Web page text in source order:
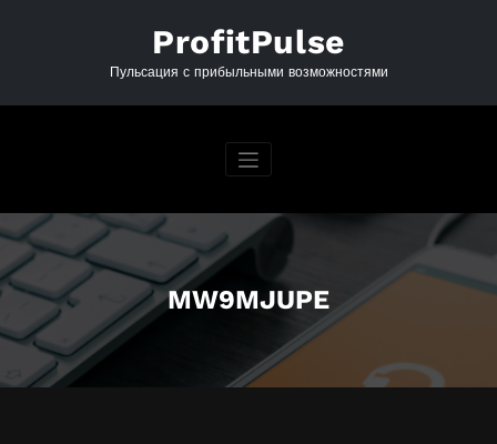
ProfitPulse
Пульсация с прибыльными возможностями
MW9MJUPE